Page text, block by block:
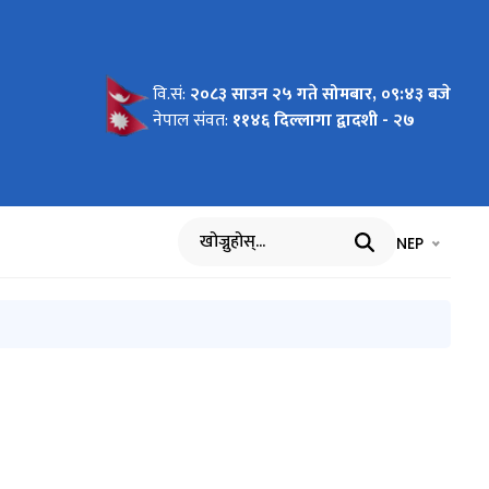
सूचना
देखी
वि.सं: २०८३ साउन २५ गते सोमबार, ०९:४३ बजे
नेपाल संवत: ११४६ दिल्लागा द्वादशी - २७
खोज्नुहोस् भाषा चयन
NEP